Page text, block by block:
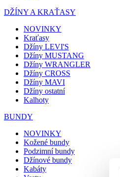
DŽÍNY A KRAŤASY
NOVINKY
Kraťasy
Džíny LEVI'S
Džíny MUSTANG
Džíny WRANGLER
Džíny CROSS
Džíny MAVI
Džíny ostatní
Kalhoty
BUNDY
NOVINKY
Kožené bundy
Podzimní bundy
Džínové bundy
Kabáty